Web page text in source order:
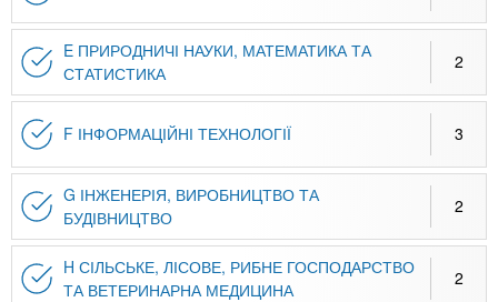
i
n
f
o
д
в
E ПРИРОДНИЧІ НАУКИ, МАТЕМАТИКА ТА
СТАТИСТИКА
2
F ІНФОРМАЦІЙНІ ТЕХНОЛОГІЇ 3
G ІНЖЕНЕРІЯ, ВИРОБНИЦТВО ТА
БУДІВНИЦТВО
2
H СІЛЬСЬКЕ, ЛІСОВЕ, РИБНЕ ГОСПОДАРСТВО
ТА ВЕТЕРИНАРНА МЕДИЦИНА
2